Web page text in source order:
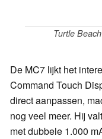
Turtle
De MC7 lijkt het
Command Touch
direct aanpassen,
nog veel meer. Hij
met dubbele 1.000